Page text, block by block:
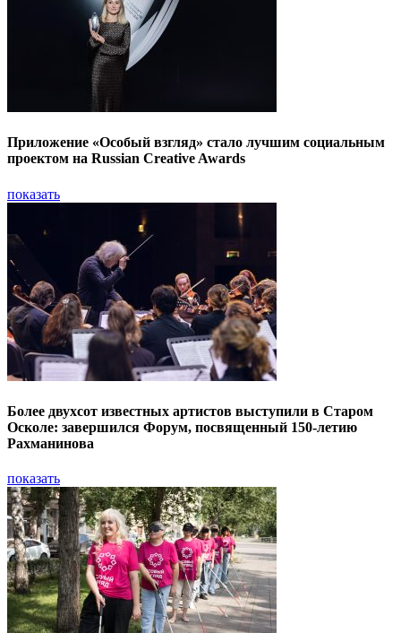
Приложение «Особый взгляд» стало лучшим социальным
проектом на Russian Creative Awards
показать
Более двухсот известных артистов выступили в Старом
Осколе: завершился Форум, посвященный 150-летию
Рахманинова
показать